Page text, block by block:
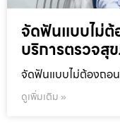
จัดฟันแบบไม่
บริการตรวจ
จัดฟันแบบไม่ต้องถอ
ดูเพิ่มเติม »